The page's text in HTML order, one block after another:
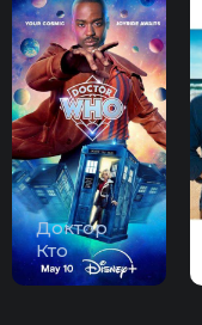
Доктор
Кто